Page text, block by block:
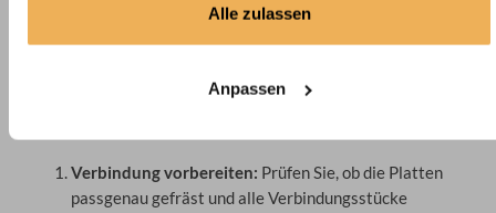
Alle zulassen
Anpassen
Wie verbindet man zwei Arbeitsplatten
Wenn Sie zwei Arbeitsplatten sicher und sauber verbinden
Verbindung vorbereiten: Prüfen Sie, ob die Platten
passgenau gefräst und alle Verbindungsstücke